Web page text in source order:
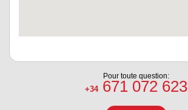
Pour toute question:
+34671 072 623